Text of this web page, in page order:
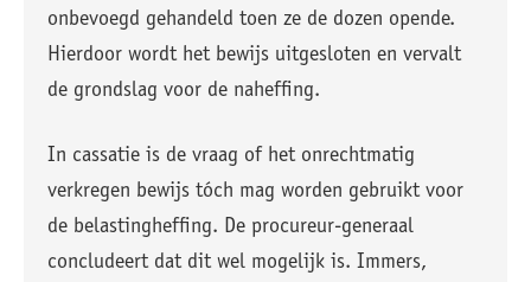
onbevoegd gehandeld toen ze de dozen opende.
Hierdoor wordt het bewijs uitgesloten en vervalt
de grondslag voor de naheffing.
In cassatie is de vraag of het onrechtmatig
verkregen bewijs tóch mag worden gebruikt voor
de belastingheffing. De procureur-generaal
concludeert dat dit wel mogelijk is. Immers,